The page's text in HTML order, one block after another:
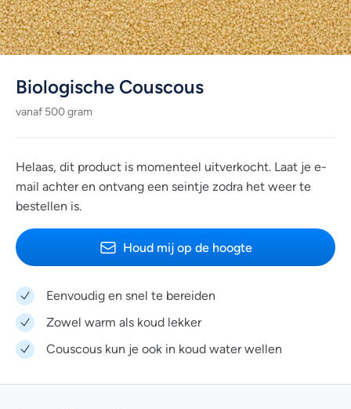
Biologische Couscous
vanaf 500 gram
Helaas, dit product is momenteel uitverkocht. Laat je e-
mail achter en ontvang een seintje zodra het weer te
bestellen is.
Houd mij op de hoogte
Eenvoudig en snel te bereiden
Zowel warm als koud lekker
Couscous kun je ook in koud water wellen